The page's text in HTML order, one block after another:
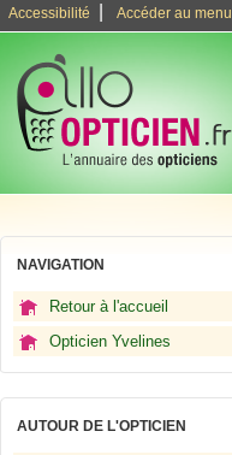
Accessibilité Accéder au menu
NAVIGATION
Retour à l'accueil
Opticien Yvelines
AUTOUR DE L'OPTICIEN